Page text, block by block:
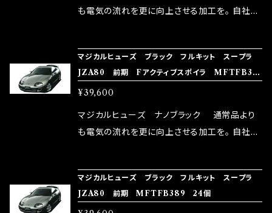
はこちらのマジカルヒューズ直販サイトと横浜に
rz）の2店舗の専売品になりますので宜しくお願
い致します。
も電気の流れを更に向上させる加工を。 自社比
メ！ レーシングドライバーMAX織戸選手がテス
ターとなり吟味し時間を掛けて検証し、これは
体感出来て面白く、車には必ずプラスになりデメ
リットが無い。と。 コラボ開発製品です。 購入先
はこちらのマジカルヒューズ直販サイトと横浜に
rz）の2店舗の専売品になりますので宜しくお願
い致します。
マジカルヒューズ ブラック フルキット スープラ
JZA80 前期 Fアクティブスポイラ MFTFB39
0 24個
¥39,600
マジカルヒューズ ナノブラック 通常品より
も電気の流れを更に向上させる加工を。 自社比
メ！ レーシングドライバーMAX織戸選手がテス
ターとなり吟味し時間を掛けて検証し、これは
マジカルヒューズ ブラック フルキット スープラ
JZA80 前期 MFTFB389 24個